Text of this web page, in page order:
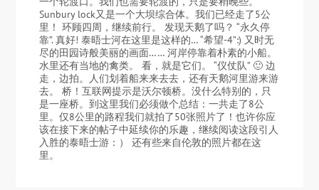
Sunbury lock又是一个大坝综合体。我们已经走了5公
里！ 环顾四周，继续前行。 发现天鹅了吗？ “永久停
靠”. 真好! 泰晤士河在这里是这样的… “希望-4”:) 又时无
尽的田园诗般美丽的画面…… 河岸停靠着朴素的小船。
水里还有当地的禽类。 看，就是它们。 “仪仗队” 🙂 边
走，边拍。人们划着船来来去去，还有天鹅河里游来游
去。 桥！互联网提示是沃尔顿桥。没什么特别的，只
是一座桥。到这里我们必须做个总结：一共走了8公
里。仅8公里的路程我们就拍了50张照片了！也许你应
该在接下来的帖子中延续你的乐趣，继续阅读这段引人
入胜的泰晤士游：） 还有些来自伦敦的照片都在这
里。